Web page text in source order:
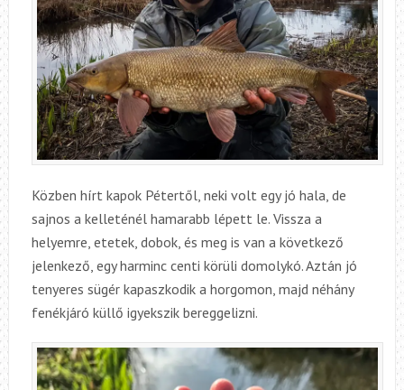
Közben hírt kapok Pétertől, neki volt egy jó hala, de
sajnos a kelleténél hamarabb lépett le. Vissza a
helyemre, etetek, dobok, és meg is van a következő
jelenkező, egy harminc centi körüli domolykó. Aztán jó
tenyeres sügér kapaszkodik a horgomon, majd néhány
fenékjáró küllő igyekszik bereggelizni.